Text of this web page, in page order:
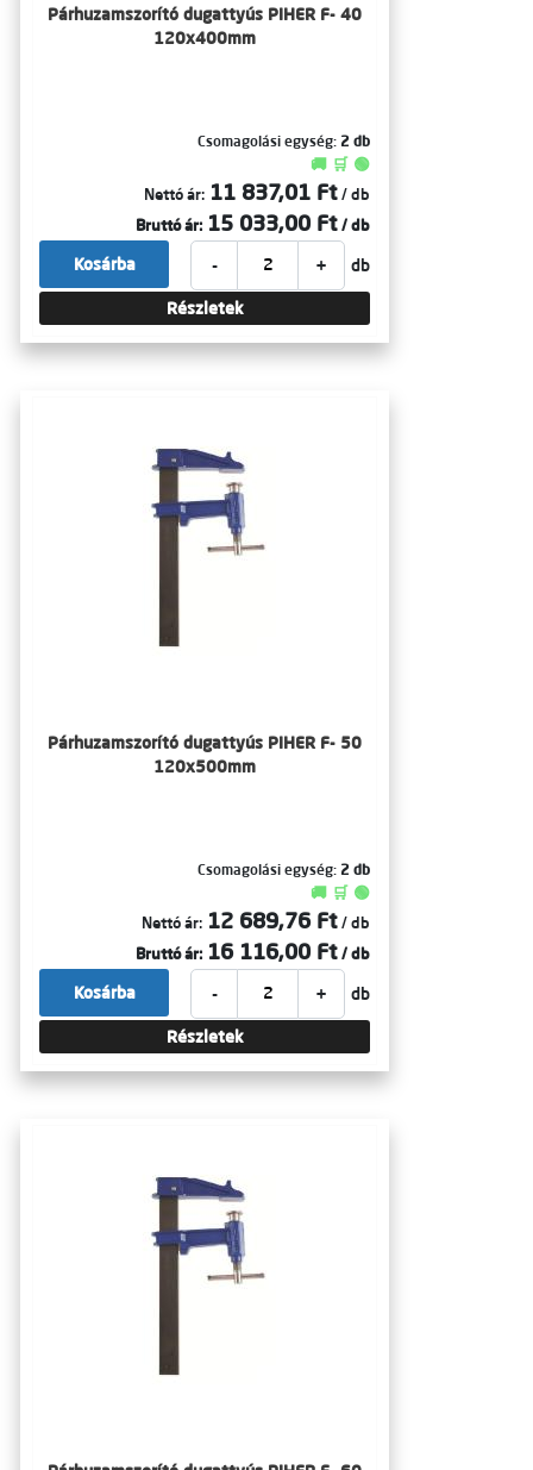
Párhuzamszorító dugattyús PIHER F- 40
120x400mm
Csomagolási egység: 2 db
🚚 🛒 🟢
Nettó ár: 11 837,01 Ft / db
Bruttó ár: 15 033,00 Ft / db
- + db
Kosárba
Részletek
Párhuzamszorító dugattyús PIHER F- 50
120x500mm
Csomagolási egység: 2 db
🚚 🛒 🟢
Nettó ár: 12 689,76 Ft / db
Bruttó ár: 16 116,00 Ft / db
- + db
Kosárba
Részletek